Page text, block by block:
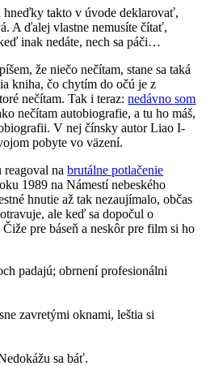
hneďky takto v úvode deklarovať,
A ďalej vlastne nemusíte čítať,
inak nedáte, nech sa páči…
že niečo nečítam, stane sa taká
kniha, čo chytím do očú je z
nečítam. Tak i teraz:nedávno som
nečítam autobiografie, a tu ho máš,
V nej čínsky autor Liao I-
pobyte vo väzení.
na brutálne potlačenie
1989 na Námestí nebeského
hnutie až tak nezaujímalo, občas
ale keď sa dopočul o
pre báseň a neskôr pre film si ho
padajú; obrnení profesionálni
zavretými oknami, leštia si
sa báť.